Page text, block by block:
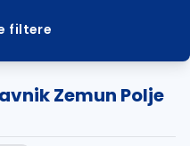
filtere
Zemun Polje